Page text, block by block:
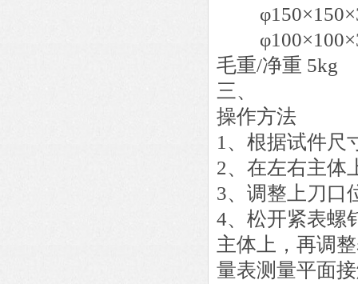
毛重/净重 5kg
三、
操作方法
1、根据试件尺
2、在左右主体
3、调整上刀口
4、松开紧表螺
主体上，再调
量表测量平面